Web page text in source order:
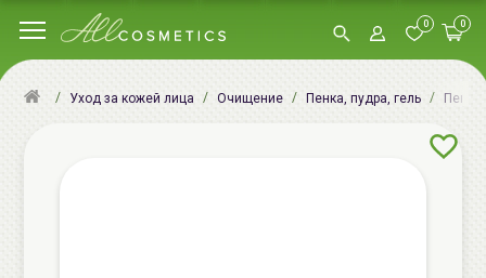
0 0
Уход за кожей лица Очищение Пенка, пудра, гель